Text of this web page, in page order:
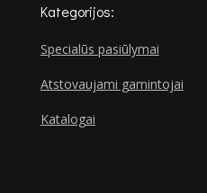
Kategorijos:
Specialūs pasiūlymai
Atstovaujami gamintojai
Katalogai